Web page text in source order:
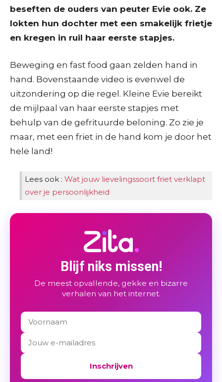
beseften de ouders van peuter Evie ook. Ze
lokten hun dochter met een smakelijk frietje
en kregen in ruil haar eerste stapjes.
Beweging en fast food gaan zelden hand in
hand. Bovenstaande video is evenwel de
uitzondering op die regel. Kleine Evie bereikt
de mijlpaal van haar eerste stapjes met
behulp van de gefrituurde beloning. Zo zie je
maar, met een friet in de hand kom je door het
hele land!
Lees ook : Wat jouw lievelingssoort friet verklapt
over je persoonlijkheid
Blijf niks missen!
De meest opvallende, gekke en bizarre
verhalen van het internet.
Inschrijven